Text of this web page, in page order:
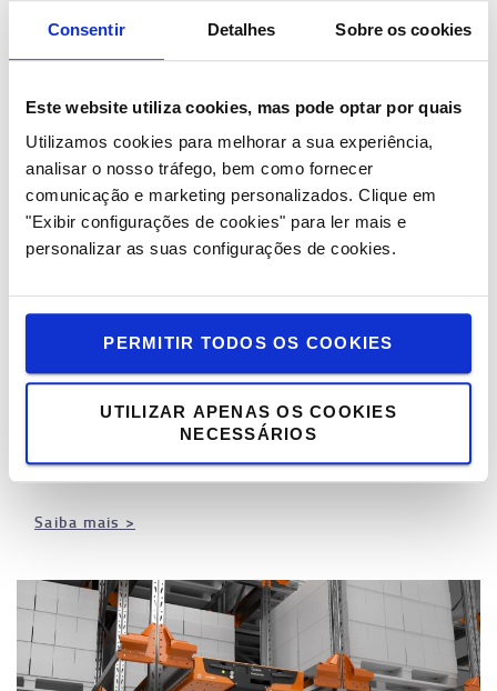
Consentir Detalhes Sobre os cookies
Este website utiliza cookies, mas pode optar por quais
Utilizamos cookies para melhorar a sua experiência,
analisar o nosso tráfego, bem como fornecer
comunicação e marketing personalizados. Clique em
"Exibir configurações de cookies" para ler mais e
personalizar as suas configurações de cookies.
PERMITIR TODOS OS COOKIES
UTILIZAR APENAS OS COOKIES
NECESSÁRIOS
Assuntos relacionados
Conceito Serviço Toyota
Expressamos a nossa paixão pelo serviço através do
nosso Conceito de Serviço Toyota, uma abordagem
estruturada que otimiza a nossa assistência.
Saiba mais >